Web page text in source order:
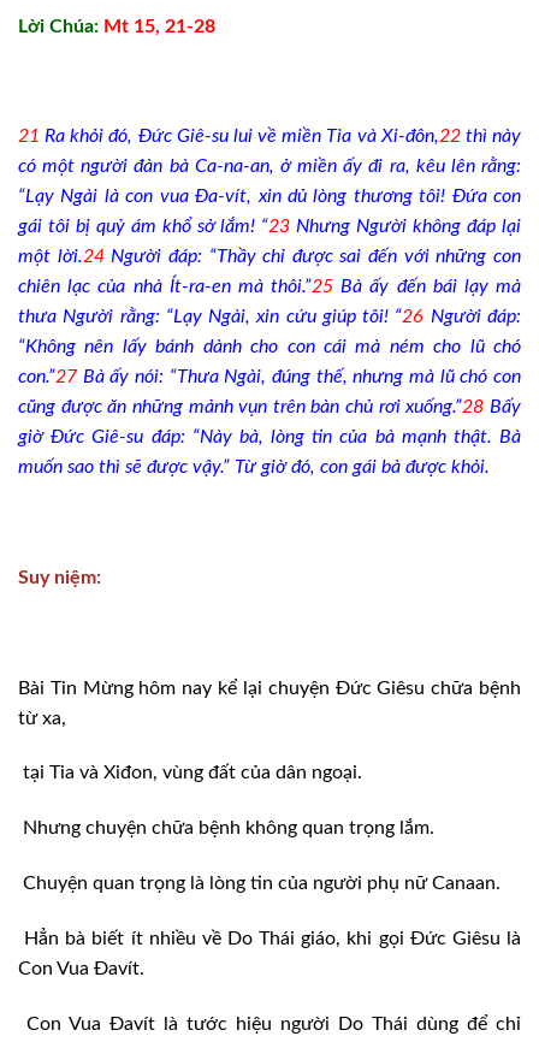
Lời Chúa: Mt 15, 21-28
21 Ra khỏi đó, Đức Giê-su lui về miền Tia và Xi-đôn,22thì này
có một người đàn bà Ca-na-an, ở miền ấy đi ra, kêu lên rằng:
“Lạy Ngài là con vua Đa-vít, xin dủ lòng thương tôi! Đứa con
gái tôi bị quỷ ám khổ sở lắm! “23 Nhưng Người không đáp lại
một lời.24Người đáp: “Thầy chỉ được sai đến với những con
chiên lạc của nhà Ít-ra-en mà thôi.”25 Bà ấy đến bái lạy mà
thưa Người rằng: “Lạy Ngài, xin cứu giúp tôi! “26 Người đáp:
“Không nên lấy bánh dành cho con cái mà ném cho lũ chó
con.”27 Bà ấy nói: “Thưa Ngài, đúng thế, nhưng mà lũ chó con
cũng được ăn những mảnh vụn trên bàn chủ rơi xuống.”28 Bấy
giờ Đức Giê-su đáp: “Này bà, lòng tin của bà mạnh thật. Bà
muốn sao thì sẽ được vậy.” Từ giờ đó, con gái bà được khỏi.
Suy niệm:
Bài Tin Mừng hôm nay kể lại chuyện Đức Giêsu chữa bệnh
từ xa,
tại Tia và Xiđon, vùng đất của dân ngoại.
Nhưng chuyện chữa bệnh không quan trọng lắm.
Chuyện quan trọng là lòng tin của người phụ nữ Canaan.
Hẳn bà biết ít nhiều về Do Thái giáo, khi gọi Đức Giêsu là
Con Vua Đavít.
Con Vua Đavít là tước hiệu người Do Thái dùng để chỉ